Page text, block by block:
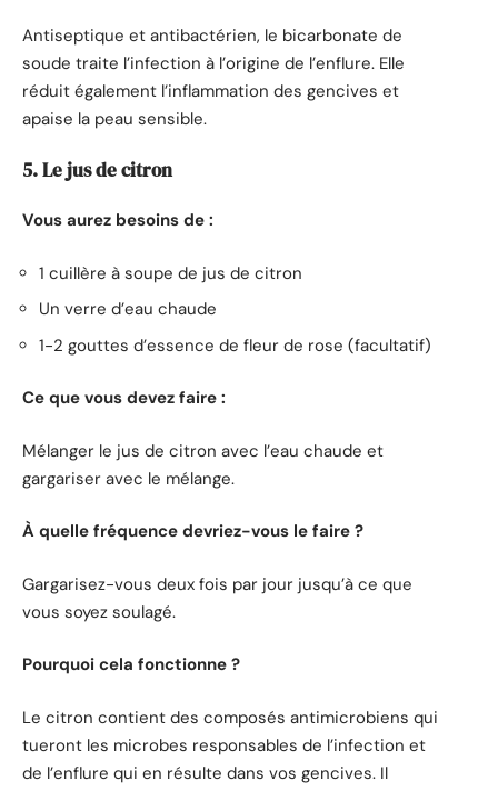
Antiseptique et antibactérien, le bicarbonate de
soude traite l’infection à l’origine de l’enflure. Elle
réduit également l’inflammation des gencives et
apaise la peau sensible.
5. Le jus de citron
Vous aurez besoins de :
1 cuillère à soupe de jus de citron
Un verre d’eau chaude
1-2 gouttes d’essence de fleur de rose (facultatif)
Ce que vous devez faire :
Mélanger le jus de citron avec l’eau chaude et
gargariser avec le mélange.
À quelle fréquence devriez-vous le faire ?
Gargarisez-vous deux fois par jour jusqu’à ce que
vous soyez soulagé.
Pourquoi cela fonctionne ?
Le citron contient des composés antimicrobiens qui
tueront les microbes responsables de l’infection et
de l’enflure qui en résulte dans vos gencives. Il